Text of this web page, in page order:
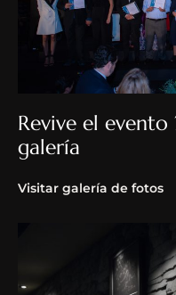
Revive el
galería
Visitar galería de fotos